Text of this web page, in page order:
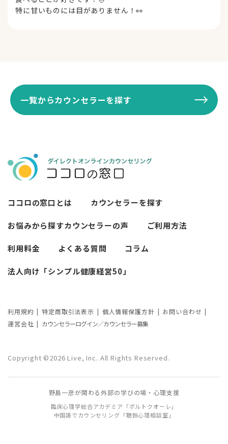
特に甘いものには目がありません！👀
一覧からカウンセラーを探す
ココロの窓口とは カウンセラーを探す
お悩みから探すカウンセラーの声 ご利用方法
利用料金 よくある質問 コラム
法人向け「シンプル健康経営50」
Copyright ©2026 Live, Inc. All Rights Reserved.
利用規約 特定商取引法表示 個人情報保護方針
お問い合わせ
運営会社
カウンセラーログイン／カウンセラー募集
野島一彦が関わる外部の学びの場・心理支援
臨床心理学総合アカデミア「ポルトクオーレ」
中国語でカウンセリング「聴鈴心理相談室」